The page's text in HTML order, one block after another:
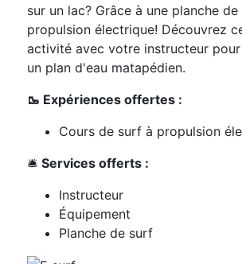
sur un lac? Grâce à une planche
propulsion électrique! Découvrez
activité avec votre instructeur
un plan d'eau matapédien.
🥾 Expériences offertes :
Cours de surf à propulsion
🛎️ Services offerts :
Instructeur
Équipement
Planche de surf